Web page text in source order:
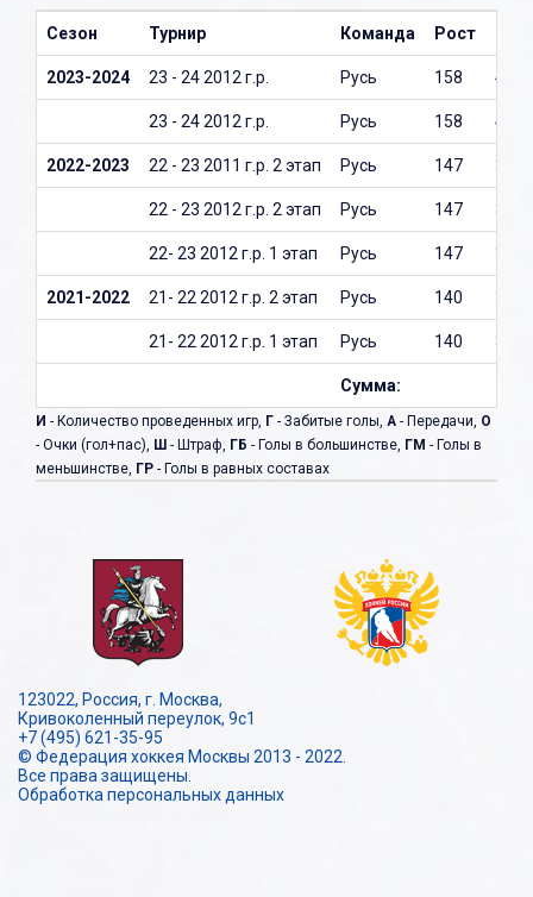
Сезон Турнир Команда Рост
2023-2024 23 - 24 2012 г.р. Русь 158 43
23 - 24 2012 г.р. Русь 158 43
2022-2023 22 - 23 2011 г.р. 2 этап Русь 147 36
22 - 23 2012 г.р. 2 этап Русь 147 36
22- 23 2012 г.р. 1 этап Русь 147 36
2021-2022 21- 22 2012 г.р. 2 этап Русь 140 34
21- 22 2012 г.р. 1 этап Русь 140 34
Сумма:
И - Количество проведенных игр, Г - Забитые голы, А - Передачи, О
- Очки (гол+пас), Ш - Штраф, ГБ - Голы в большинстве, ГМ - Голы в
меньшинстве, ГР - Голы в равных составах
123022, Россия, г. Москва,
Кривоколенный переулок, 9с1
+7 (495) 621-35-95
© Федерация хоккея Москвы 2013 - 2022.
Все права защищены.
Обработка персональных данных